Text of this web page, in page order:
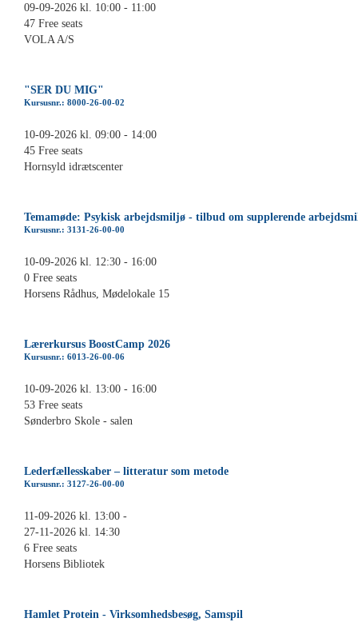
09-09-2026 kl. 10:00 - 11:00
47 Free seats
VOLA A/S
"SER DU MIG"
Kursusnr.: 8000-26-00-02
10-09-2026 kl. 09:00 - 14:00
45 Free seats
Hornsyld idrætscenter
Temamøde: Psykisk arbejdsmiljø - tilbud om supplerende
Kursusnr.: 3131-26-00-00
10-09-2026 kl. 12:30 - 16:00
0 Free seats
Horsens Rådhus, Mødelokale 15
Lærerkursus BoostCamp 2026
Kursusnr.: 6013-26-00-06
10-09-2026 kl. 13:00 - 16:00
53 Free seats
Sønderbro Skole - salen
Lederfællesskaber – litteratur som metode
Kursusnr.: 3127-26-00-00
11-09-2026 kl. 13:00 -
27-11-2026 kl. 14:30
6 Free seats
Horsens Bibliotek
Hamlet Protein - Virksomhedsbesøg, Samspil